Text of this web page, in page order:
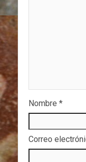
Nombre *
Correo